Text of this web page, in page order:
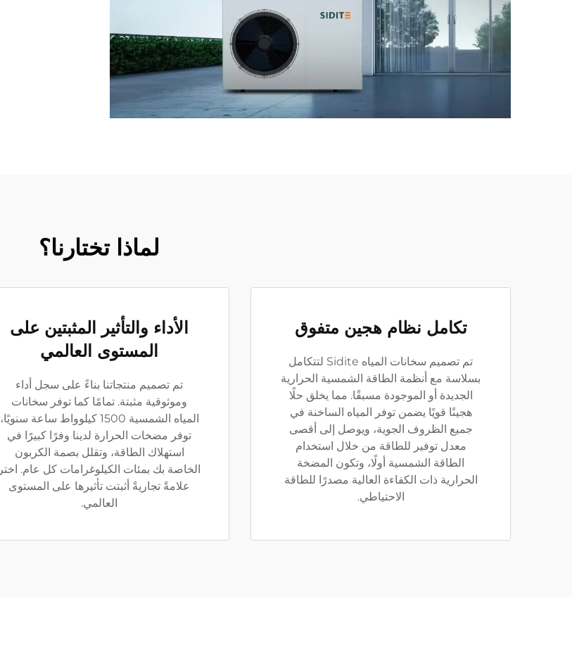
لماذا تختارنا؟
تكامل نظام هجين متفوق
تم تصميم سخانات المياه Sidite لتتكامل
بسلاسة مع أنظمة الطاقة الشمسية الحرارية
الجديدة أو الموجودة مسبقًا. مما يخلق حلًا
هجينًا قويًا يضمن توفر المياه الساخنة في
جميع الظروف الجوية، ويوصل إلى أقصى
معدل توفير للطاقة من خلال استخدام
الطاقة الشمسية أولًا، وتكون المضخة
الحرارية ذات الكفاءة العالية مصدرًا للطاقة
الاحتياطي.
الأداء والتأثير المثبتين على
المستوى العالمي
تم تصميم منتجاتنا بناءً على سجل أداء
وموثوقية مثبتة. تمامًا كما توفر سخانات
المياه الشمسية 1500 كيلوواط ساعة سنويًا،
توفر مضخات الحرارة لدينا وفرًا كبيرًا في
استهلاك الطاقة، وتقلل بصمة الكربون
الخاصة بك بمئات الكيلوغرامات كل عام. اختر
علامةً تجاريةً أثبتت تأثيرها على المستوى
العالمي.